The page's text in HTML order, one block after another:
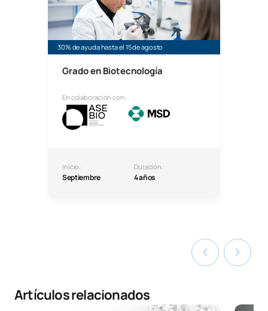
30% de ayuda hasta el 15 de agosto
Grado en Biotecnología
En colaboración con:
Inicio:
Septiembre
Duración:
4 años
Artículos relacionados